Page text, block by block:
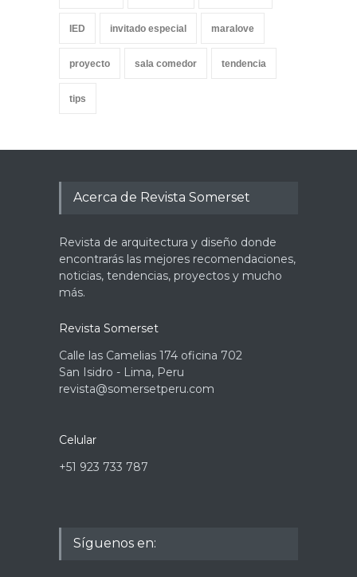
IED invitado especial maralove
proyecto sala comedor tendencia
tips
Acerca de Revista Somerset
Revista de arquitectura y diseño donde
encontrarás las mejores recomendaciones,
noticias, tendencias, proyectos y mucho
más.
Revista Somerset
Calle las Camelias 174 oficina 702
San Isidro - Lima, Peru
revista@somersetperu.com
Celular
+51 923 733 787
Síguenos en: